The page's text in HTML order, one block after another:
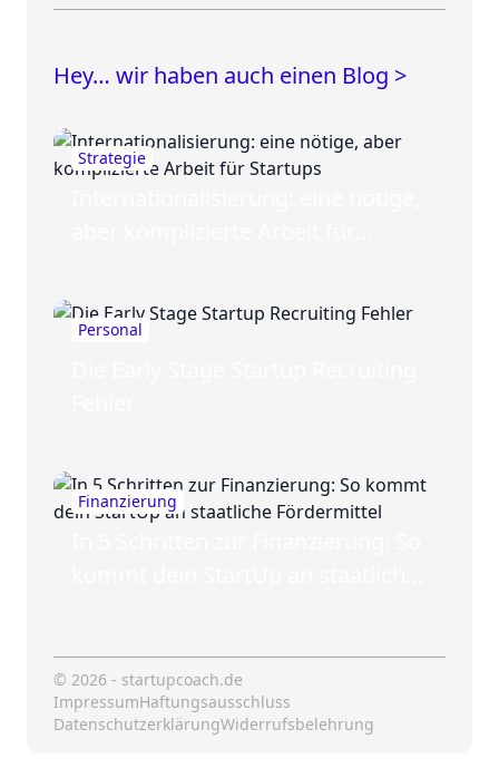
Hey… wir haben auch einen Blog >
Strategie
Personal
Finanzierung
© 2026 - startupcoach.de
ImpressumHaftungsausschluss
DatenschutzerklärungWiderrufsbelehrung